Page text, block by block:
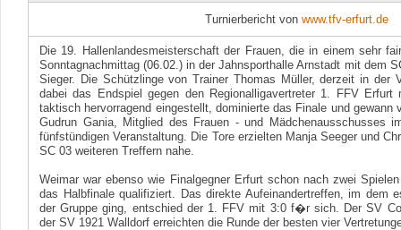
Turnierbericht von www.tfv-erfurt.de
Die 19. Hallenlandesmeisterschaft der Frauen, die in einem sehr
Sonntagnachmittag (06.02.) in der Jahnsporthalle Arnstadt mit dem
Sieger. Die Schützlinge von Trainer Thomas Müller, derzeit in der
dabei das Endspiel gegen den Regionalligavertreter 1. FFV
taktisch hervorragend eingestellt, dominierte das Finale und gewann
Gudrun Gania, Mitglied des Frauen - und Mädchenausschusses
fünfstündigen Veranstaltung. Die Tore erzielten Manja Seeger und
SC 03 weiteren Treffern nahe.
Weimar war ebenso wie Finalgegner Erfurt schon nach zwei
das Halbfinale qualifiziert. Das direkte Aufeinandertreffen, im dem
der Gruppe ging, entschied der 1. FFV mit 3:0 f�r sich. Der SV
der SV 1921 Walldorf erreichten die Runde der besten vier